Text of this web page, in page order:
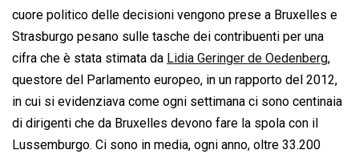
cuore politico delle decisioni vengono prese a Bruxelles e
Strasburgo pesano sulle tasche dei contribuenti per una
cifra che è stata stimata da Lidia Geringer de Oedenberg,
questore del Parlamento europeo, in un rapporto del 2012,
in cui si evidenziava come ogni settimana ci sono centinaia
di dirigenti che da Bruxelles devono fare la spola con il
Lussemburgo. Ci sono in media, ogni anno, oltre 33.200